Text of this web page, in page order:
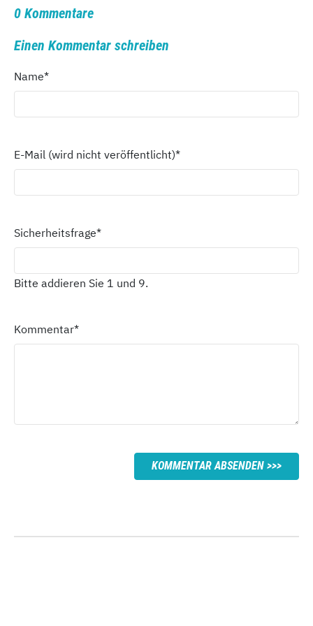
0 Kommentare
Einen Kommentar schreiben
Name*
E-Mail (wird nicht veröffentlicht)*
Sicherheitsfrage*
Bitte addieren Sie 1 und 9.
Kommentar*
KOMMENTAR ABSENDEN